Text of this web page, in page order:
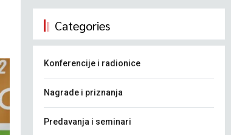
Categories
Konferencije i radionice
Nagrade i priznanja
Predavanja i seminari